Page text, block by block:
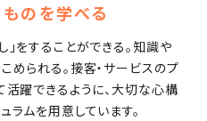
のを学べる
」をすることができる。知識や
められる。接客・サービスのプ
活躍できるように、大切な心構
ラムを用意しています。